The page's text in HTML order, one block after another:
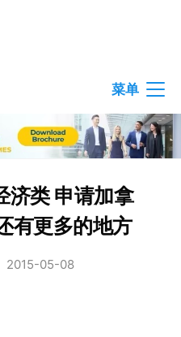
菜单
济类 申请加拿
有更多的地方
2015-05-08